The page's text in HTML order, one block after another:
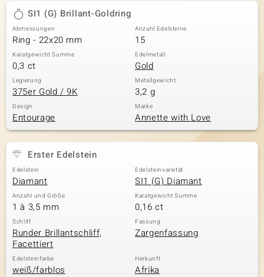
SI1 (G) Brillant-Goldring
Abmessungen
Ring - 22x20 mm
Anzahl Edelsteine
15
Karatgewicht Summe
0,3 ct
Edelmetall
Gold
Legierung
375er Gold / 9K
Metallgewicht
3,2 g
Design
Entourage
Marke
Annette with Love
Erster Edelstein
Edelstein
Diamant
Edelsteinvarietät
SI1 (G) Diamant
Anzahl und Größe
1 à 3,5 mm
Karatgewicht Summe
0,16 ct
Schliff
Runder Brillantschliff,
Facettiert
Fassung
Zargenfassung
Edelsteinfarbe
weiß/farblos
Herkunft
Afrika